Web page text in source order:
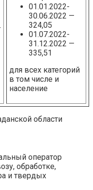
01.01.2022-
30.06.2022 —
324,05
01.07.2022-
31.12.2022 —
335,51
для всех категорий
в том числе и
население
области
оператор
обработке,
и твердых